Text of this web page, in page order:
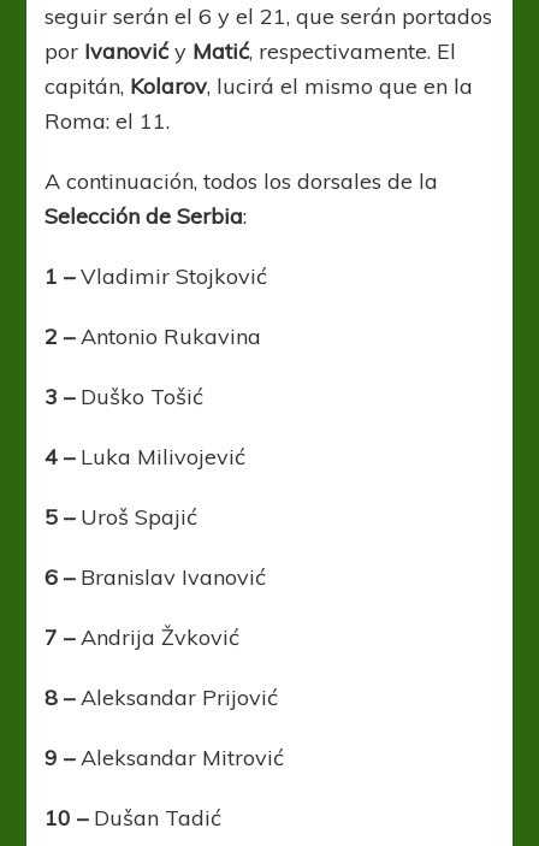
seguir serán el 6 y el 21, que serán portados
por Ivanovićy Matić, respectivamente. El
capitán, Kolarov, lucirá el mismo que en la
Roma: el 11.
A continuación, todos los dorsales de la
Selección de Serbia:
1 –Vladimir Stojković
2 –Antonio Rukavina
3 –Duško Tošić
4 –Luka Milivojević
5 –Uroš Spajić
6 –Branislav Ivanović
7 –Andrija Žvković
8 –Aleksandar Prijović
9 –Aleksandar Mitrović
10 –Dušan Tadić